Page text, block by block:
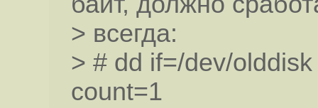
> всегда:
> # dd if=/dev/
count=1